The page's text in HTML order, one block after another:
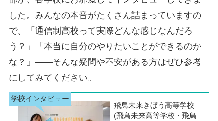
した。みんなの本音がたくさん詰まっていますの
で、「通信制高校って実際どんな感じなんだろ
う？」「本当に自分のやりたいことができるのか
な？」――そんな疑問や不安がある方はぜひ参考
にしてみてください。
飛鳥未来きぼう高等学校
(飛鳥未来高等学校・飛鳥